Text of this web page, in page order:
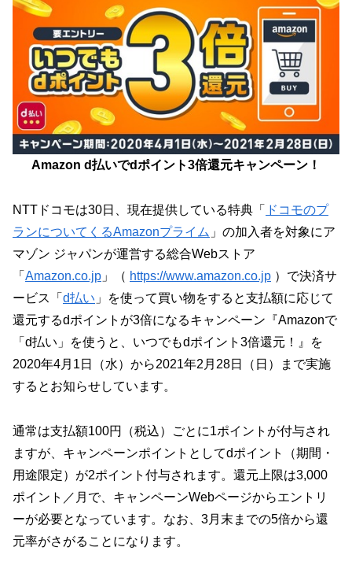
Amazon d払いでdポイント3倍還元キャンペーン！
NTTドコモは30日、現在提供している特典「
ドコモのプ
ランについてくるAmazonプライム 」の加入者を対象にア
マゾン ジャパンが運営する総合Webストア
「 Amazon.co.jp 」（ https://www.amazon.co.jp ）で決済サ
ービス「 d払い 」を使って買い物をすると支払額に応じて
還元するdポイントが3倍になるキャンペーン『Amazonで
「d払い」を使うと、いつでもdポイント3倍還元！』を
2020年4月1日（水）から2021年2月28日（日）まで実施
するとお知らせしています。
通常は支払額100円（税込）ごとに1ポイントが付与され
ますが、キャンペーンポイントとしてdポイント（期間・
用途限定）が2ポイント付与されます。還元上限は3,000
ポイント／月で、キャンペーンWebページからエントリ
ーが必要となっています。なお、3月末までの5倍から還
元率がさがることになります。